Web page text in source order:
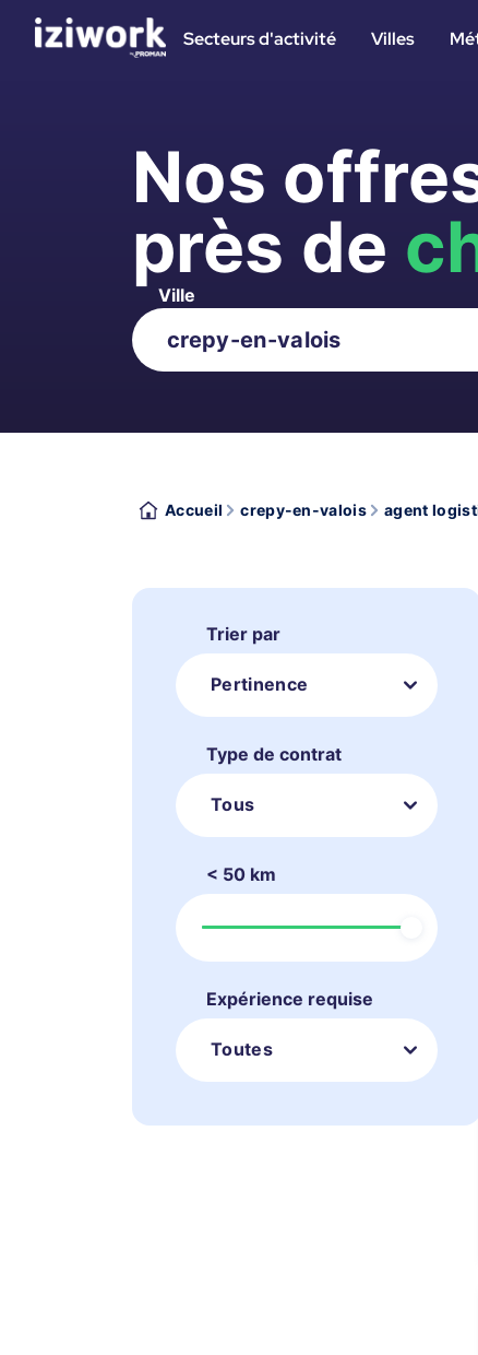
Secteurs d'activité Villes
Nos
près de
Ville
Accueil crepy-en-valois agent
Trier par
Pertinence
Type de contrat
Tous
< 50 km
Expérience requise
Toutes